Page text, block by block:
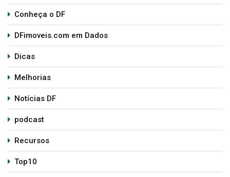
Conheça o DF
DFimoveis.com em Dados
Dicas
Melhorias
Notícias DF
podcast
Recursos
Top10